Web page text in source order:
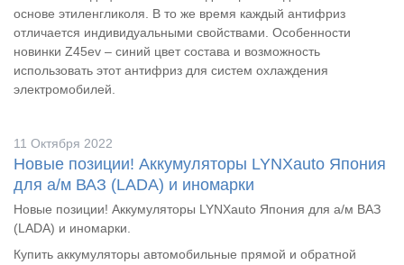
основе этиленгликоля. В то же время каждый антифриз
отличается индивидуальными свойствами. Особенности
новинки Z45ev – синий цвет состава и возможность
использовать этот антифриз для систем охлаждения
электромобилей.
11 Октября 2022
Новые позиции! Аккумуляторы LYNXauto Япония
для а/м ВАЗ (LADA) и иномарки
Новые позиции! Аккумуляторы LYNXauto Япония для а/м ВАЗ
(LADA) и иномарки.
Купить аккумуляторы автомобильные прямой и обратной